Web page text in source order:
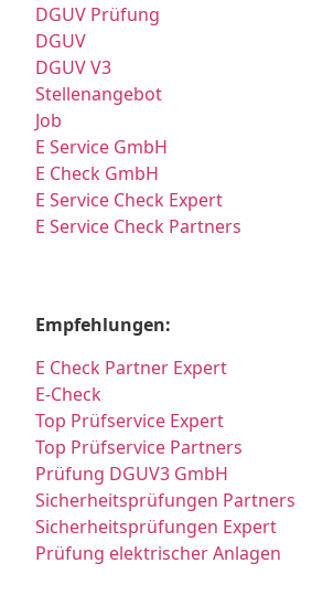
DGUV Prüfung
DGUV
DGUV V3
Stellenangebot
Job
E Service GmbH
E Check GmbH
E Service Check Expert
E Service Check Partners
Empfehlungen:
E Check Partner Expert
E-Check
Top Prüfservice Expert
Top Prüfservice Partners
Prüfung DGUV3 GmbH
Sicherheitsprüfungen Partners
Sicherheitsprüfungen Expert
Prüfung elektrischer Anlagen